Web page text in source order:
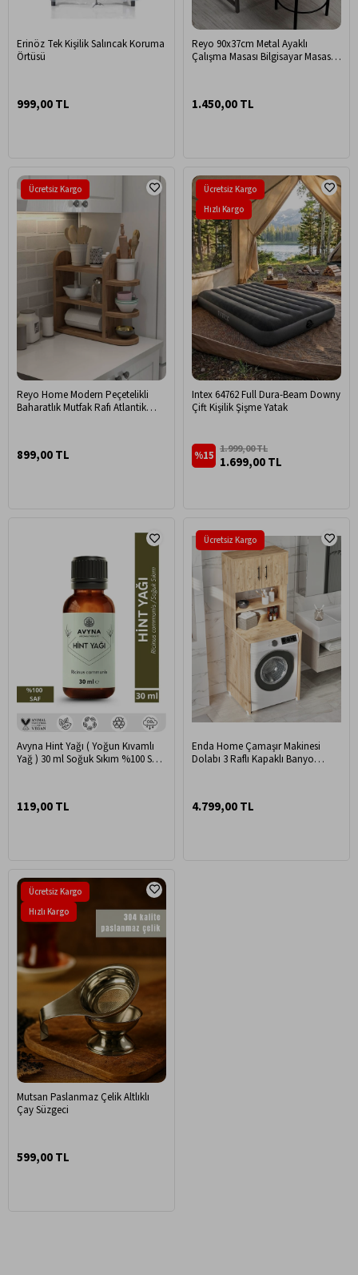
Erinöz Tek Kişilik Salıncak Koruma
Örtüsü
999,00 TL
Reyo 90x37cm Metal Ayaklı
Çalışma Masası Bilgisayar Masası
1.450,00 TL
Reyo Home Modern Peçetelikli
Baharatlık Mutfak Rafı Atlantik
899,00 TL
Ücretsiz Kargo
Intex 64762 Full Dura-Beam Downy
Çift Kişilik Şişme Yatak
1.699,00 TL
1.999,00 TL
%15
Ücretsiz Kargo
Hızlı Kargo
Avyna Hint Yağı ( Yoğun Kıvamlı
Yağ ) 30 ml Soğuk Sıkım %100 Saf
119,00 TL
Enda Home Çamaşır Makinesi
Dolabı 3 Raflı Kapaklı Banyo
4.799,00 TL
Ücretsiz Kargo
Mutsan Paslanmaz Çelik Altlıklı
Çay Süzgeci
599,00 TL
Ücretsiz Kargo
Hızlı Kargo